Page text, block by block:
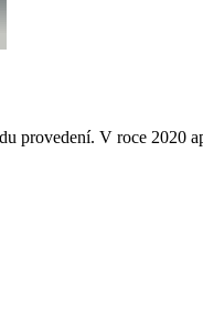
provedení. V roce